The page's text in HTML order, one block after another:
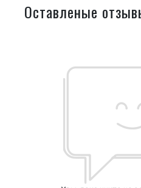
Оставленые